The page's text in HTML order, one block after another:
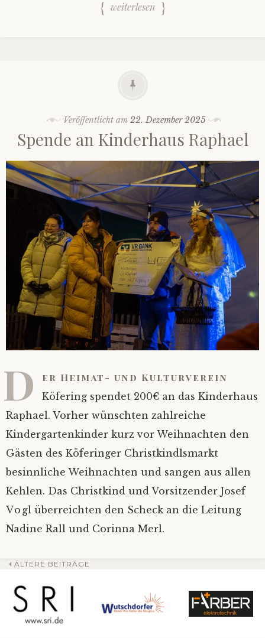
weiterlesen
Veröffentlicht am 22. Dezember 2025
Spende an Kinderhaus Raphael
D er Heimat- und Kulturverein
Köfering spendet 200€ an das Kinderhaus
Raphael. Vorher wünschten zahlreiche
Kindergartenkinder kurz vor Weihnachten den
Gästen des Köferinger Christkindlsmarkt
besinnliche Weihnachten und sangen aus allen
Kehlen. Das Christkind und Vorsitzender Josef
Vogl überreichten den Scheck an die Leitung
Nadine Rall und Corinna Merl.
Beitrags-
Navigation
ÄLTERE BEITRÄGE